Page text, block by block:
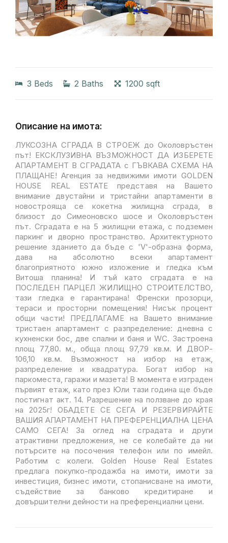
3 Beds 2 Baths 1200 sqft
Описание на имота:
ЛУКСОЗНА СГРАДА В СТРОЕЖ до Околовръстен
път! ЕКСКЛУЗИВНА ВЪЗМОЖНОСТ ДА ИЗБЕРЕТЕ
АПАРТАМЕНТ В СГРАДАТА с ГЪВКАВА СХЕМА НА
ПЛАЩАНЕ! Агенция за недвижими имоти GOLDEN
HOUSE REAL ESTATE представя на Вашето
внимание двустайни и тристайни апартаменти в
новострояща се кокетна жилищна сграда, в
близост до Симеоновско шосе и Околовръстен
път. Сградата е на 5 жилищни етажа, с подземен
паркинг и дворно пространство. Архитектурното
решение зданието да бъде с 'V'-образна форма,
дава на абсолютно всеки апартамент
благоприятното южно изложение и гледка към
Витоша планина! И тъй като сградата е на
ПОСЛЕДЕН ПАРЦЕЛ ЖИЛИЩНО СТРОИТЕЛСТВО,
тази гледка е гарантирана! Френски прозорци,
тераси и просторни помещения! Нисък процент
общи части! ПРЕДЛАГАМЕ на Вашето внимание
тристаен апартамент с разпределение: дневна с
кухненски бос, две спални и баня и WC. Застроена
площ 77,80. м., обща площ 97,79 кв.м. И ДВОР-
106,10 кв.м. Възможност на избор на етаж,
разпределение и квадратура. Богат избор на
паркоместа, гаражи и мазета! В момента е изграден
първият етаж, като през Юли тази година ще бъде
постигнат акт. 14. Разрешение на ползване до края
на 2025г! ОБАДЕТЕ СЕ СЕГА И РЕЗЕРВИРАЙТЕ
ВАШИЯ АПАРТАМЕНТ НА ПРЕФЕРЕНЦИАЛНА ЦЕНА
САМО СЕГА! За оглед на сградата и други
атрактивни предложения, не се колебайте да ни
потърсите на посочения телефон или по имейл.
Работим с колеги. Golden House Real Estates
предлага покупко-продажба на имоти, имоти за
инвестиция, бизнес имоти, стопанисване на имоти,
съдействие за банково кредитиране и
довършителни дейности на преференциални цени.